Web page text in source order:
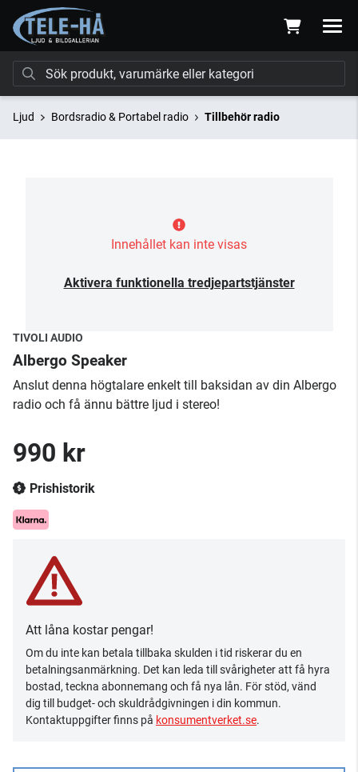
Ljud Bordsradio & Portabel radio Tillbehör radio
Innehållet kan inte visas
Aktivera funktionella tredjepartstjänster
TIVOLI AUDIO
Albergo Speaker
Anslut denna högtalare enkelt till baksidan av din Albergo
radio och få ännu bättre ljud i stereo!
990 kr
Prishistorik
Att låna kostar pengar!
Om du inte kan betala tillbaka skulden i tid riskerar du en
betalningsanmärkning. Det kan leda till svårigheter att få hyra
bostad, teckna abonnemang och få nya lån. För stöd, vänd
dig till budget- och skuldrådgivningen i din kommun.
Kontaktuppgifter finns på konsumentverket.se.